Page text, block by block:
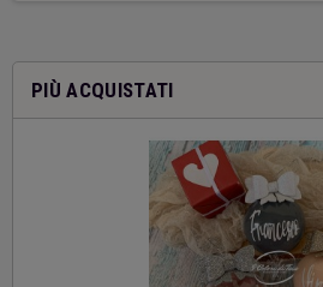
PIÙ ACQUISTATI